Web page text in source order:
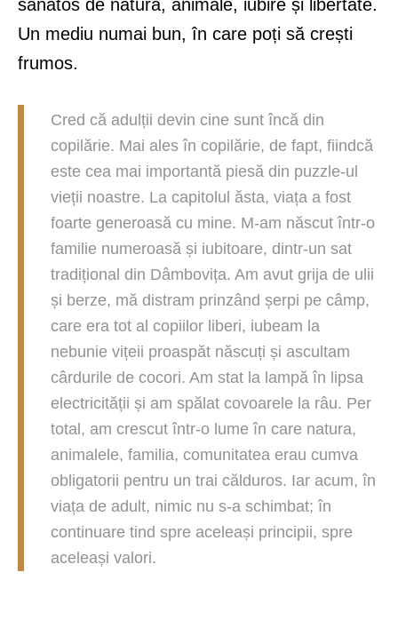
sănătos de natură, animale, iubire și libertate.
Un mediu numai bun, în care poți să crești
frumos.
Cred că adulții devin cine sunt încă din
copilărie. Mai ales în copilărie, de fapt, fiindcă
este cea mai importantă piesă din puzzle-ul
vieții noastre. La capitolul ăsta, viața a fost
foarte generoasă cu mine. M-am născut într-o
familie numeroasă și iubitoare, dintr-un sat
tradițional din Dâmbovița. Am avut grija de ulii
și berze, mă distram prinzând șerpi pe câmp,
care era tot al copiilor liberi, iubeam la
nebunie vițeii proaspăt născuți și ascultam
cârdurile de cocori. Am stat la lampă în lipsa
electricității și am spălat covoarele la râu. Per
total, am crescut într-o lume în care natura,
animalele, familia, comunitatea erau cumva
obligatorii pentru un trai călduros. Iar acum, în
viața de adult, nimic nu s-a schimbat; în
continuare tind spre aceleași principii, spre
aceleași valori.